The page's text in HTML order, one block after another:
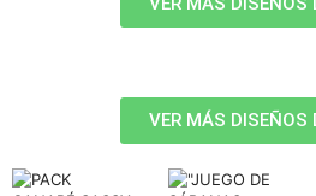
VER MÁS DISEÑOS